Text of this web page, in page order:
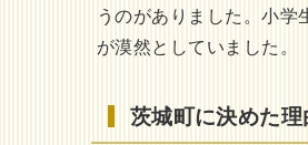
うのがありました。小学
が漠然としていました。
茨城町に決めた理